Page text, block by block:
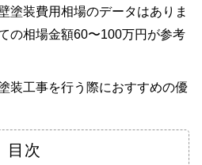
塗装費用相場のデータはありま
の相場金額60〜100万円が参考
装工事を行う際におすすめの優
目次